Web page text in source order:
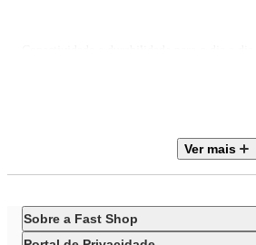
Chips: Dual Chip
Tipo do Chip: Nano SIM
Bateria (mAh): 5.200
Ver mais
Sobre a Fast Shop